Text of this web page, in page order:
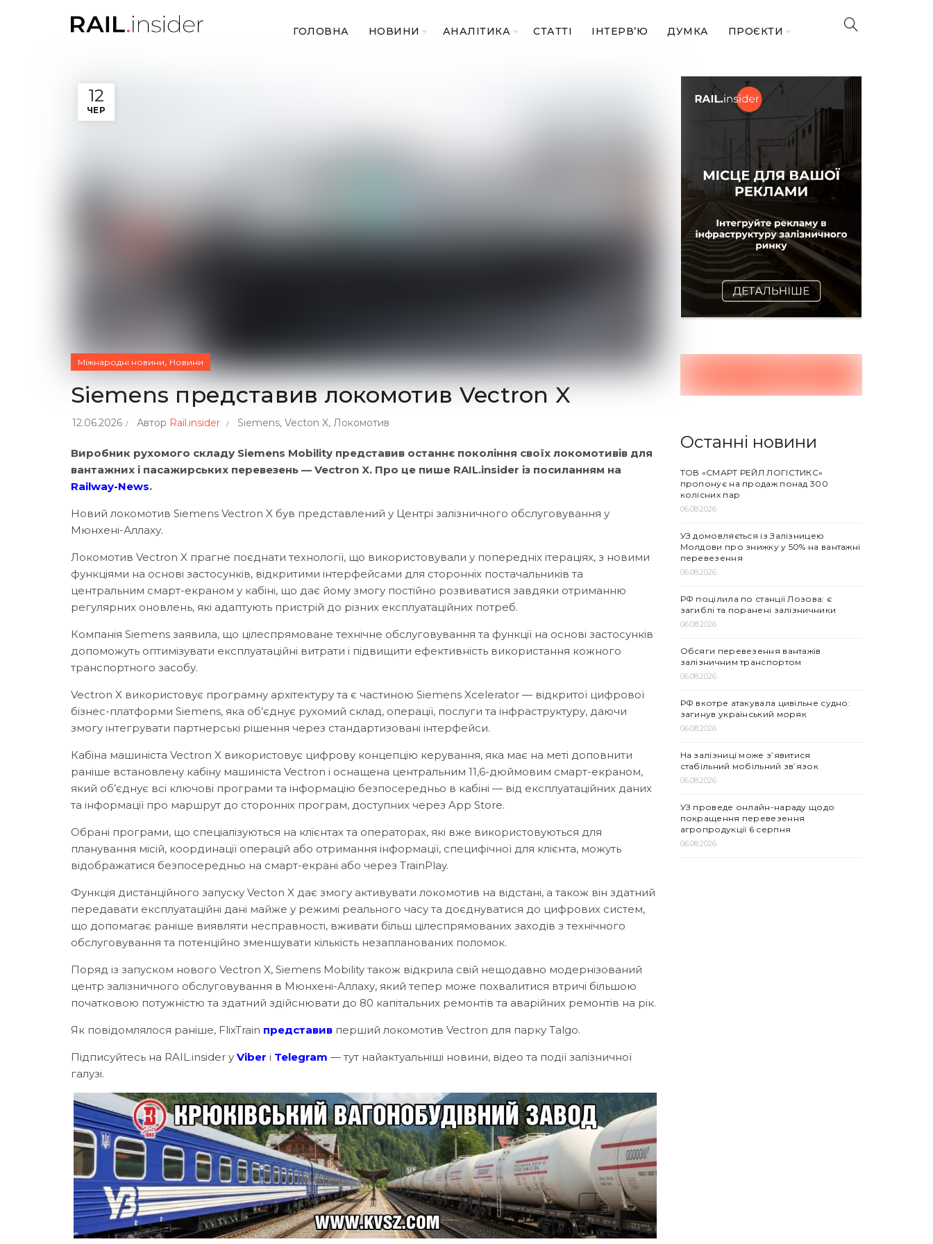
ГОЛОВНА НОВИНИ АНАЛІТИКА СТАТТІ ІНТЕРВ’Ю ДУМКА ПРОЄКТИ
12
ЧЕР
Міжнародні новини, Новини
Siemens представив локомотив Vectron X
12.06.2026 Автор Rail.insider Siemens, Vecton X, Локомотив
Виробник рухомого складу Siemens Mobility представив останнє покоління своїх локомотивів для
вантажних і пасажирських перевезень — Vectron X. Про це пише RAIL.insider із посиланням на
Railway-News.
Новий локомотив Siemens Vectron X був представлений у Центрі залізничного обслуговування у
Мюнхені-Аллаху.
Локомотив Vectron X прагне поєднати технології, що використовували у попередніх ітераціях, з новими
функціями на основі застосунків, відкритими інтерфейсами для сторонніх постачальників та
центральним смарт-екраном у кабіні, що дає йому змогу постійно розвиватися завдяки отриманню
регулярних оновлень, які адаптують пристрій до різних експлуатаційних потреб.
Компанія Siemens заявила, що цілеспрямоване технічне обслуговування та функції на основі застосунків
допоможуть оптимізувати експлуатаційні витрати і підвищити ефективність використання кожного
транспортного засобу.
Vectron X використовує програмну архітектуру та є частиною Siemens Xcelerator — відкритої цифрової
бізнес-платформи Siemens, яка об’єднує рухомий склад, операції, послуги та інфраструктуру, даючи
змогу інтегрувати партнерські рішення через стандартизовані інтерфейси.
Кабіна машиніста Vectron X використовує цифрову концепцію керування, яка має на меті доповнити
раніше встановлену кабіну машиніста Vectron і оснащена центральним 11,6-дюймовим смарт-екраном,
який об’єднує всі ключові програми та інформацію безпосередньо в кабіні — від експлуатаційних даних
та інформації про маршрут до сторонніх програм, доступних через App Store.
Обрані програми, що спеціалізуються на клієнтах та операторах, які вже використовуються для
планування місій, координації операцій або отримання інформації, специфічної для клієнта, можуть
відображатися безпосередньо на смарт-екрані або через TrainPlay.
Функція дистанційного запуску Vecton X дає змогу активувати локомотив на відстані, а також він здатний
передавати експлуатаційні дані майже у режимі реального часу та доєднуватися до цифрових систем,
що допомагає раніше виявляти несправності, вживати більш цілеспрямованих заходів з технічного
обслуговування та потенційно зменшувати кількість незапланованих поломок.
Поряд із запуском нового Vectron X, Siemens Mobility також відкрила свій нещодавно модернізований
центр залізничного обслуговування в Мюнхені-Аллаху, який тепер може похвалитися втричі більшою
початковою потужністю та здатний здійснювати до 80 капітальних ремонтів та аварійних ремонтів на рік.
Як повідомлялося раніше, FlixTrain представив перший локомотив Vectron для парку Talgo.
Підписуйтесь на RAIL.insider у Viber і Telegram — тут найактуальніші новини, відео та події залізничної
галузі.
Останні новини
ТОВ «СМАРТ РЕЙЛ ЛОГІСТИКС»
пропонує на продаж понад 300
колісних пар
06.08.2026
УЗ домовляється із Залізницею
Молдови про знижку у 50% на вантажні
перевезення
06.08.2026
РФ поцілила по станції Лозова: є
загиблі та поранені залізничники
06.08.2026
Обсяги перевезення вантажів
залізничним транспортом
06.08.2026
РФ вкотре атакувала цивільне судно:
загинув український моряк
06.08.2026
На залізниці може з’явитися
стабільний мобільний зв’язок
06.08.2026
УЗ проведе онлайн-нараду щодо
покращення перевезення
агропродукції 6 серпня
06.08.2026